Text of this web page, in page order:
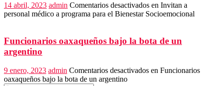
14 abril, 2023 admin Comentarios desactivados en Invitan a
personal médico a programa para el Bienestar Socioemocional
Funcionarios oaxaqueños bajo la bota de un
argentino
9 enero, 2023 admin Comentarios desactivados en Funcionarios
oaxaqueños bajo la bota de un argentino